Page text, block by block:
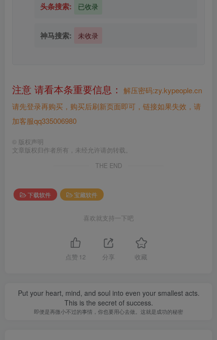
头条搜索: 已收录
神马搜索: 未收录
注意 请看本条重要信息：
解压密码:zy.kypeople.cn
请先登录再购买，购买后刷新页面即可，链接如果失效，请
加客服qq335006980
© 版权声明
文章版权归作者所有，未经允许请勿转载。
THE END
下载软件 宝藏软件
喜欢就支持一下吧
点赞 12 分享 收藏
Put your heart, mind, and soul into even your smallest acts.
This is the secret of success.
即便是再微小不过的事情，你也要用心去做。这就是成功的秘密